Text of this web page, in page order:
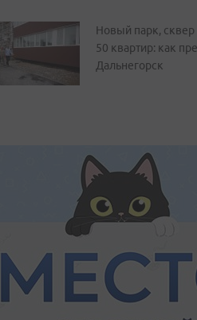
Новый парк,
50 квартир: как
Дальнегорск